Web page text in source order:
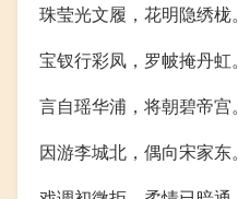
珠莹光文履，花明隐绣栊。
宝钗行彩凤，罗帔掩丹虹。
言自瑶华浦，将朝碧帝宫。
因游李城北，偶向宋家东。